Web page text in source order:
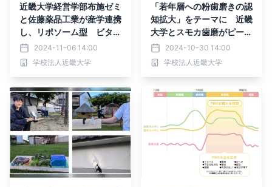
近畿大学経営学部布施ゼミ
と佐藤薬品工業が産学連携
し、リポソーム型 ビタミ
ンCサプリ「LIPOCERA」
のPOPUPイベントを開
催 消費者が楽しく無理な
摂取できる方法を提案
2024-11-06 14:00
学校法人近畿大学
「若年層への粉歯磨きの認
知拡大」をテーマに 近畿
大学とスモカ歯磨がピーチ
ティー風味の粉歯磨きを共
同開発
2024-10-30 14:00
学校法人近畿大学